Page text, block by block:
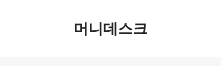
머니데스크